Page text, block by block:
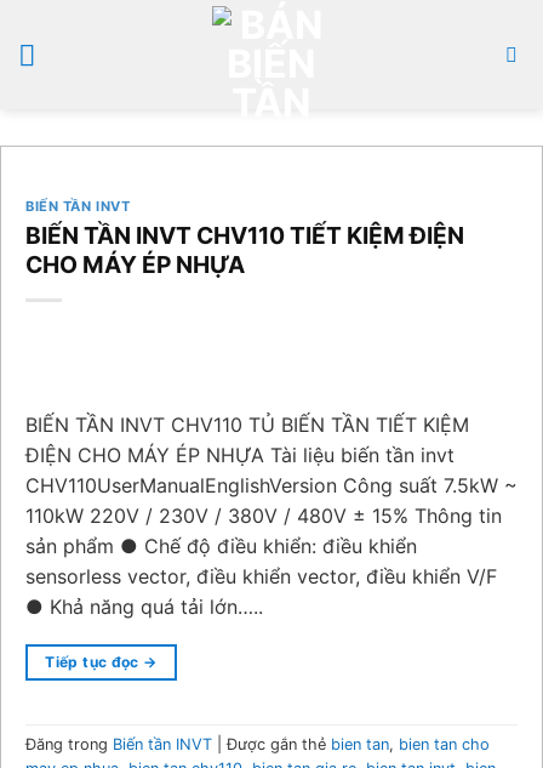
qua
nội
BIẾN TẦN INVT
BIẾN TẦN INVT CHV110 TIẾT KIỆM ĐIỆN
CHO MÁY ÉP NHỰA
BIẾN TẦN INVT CHV110 TỦ BIẾN TẦN TIẾT KIỆM
ĐIỆN CHO MÁY ÉP NHỰA Tài liệu biến tần invt
CHV110UserManualEnglishVersion Công suất 7.5kW ~
110kW 220V / 230V / 380V / 480V ± 15% Thông tin
sản phẩm ● Chế độ điều khiển: điều khiển
sensorless vector, điều khiển vector, điều khiển V/F
● Khả năng quá tải lớn…..
Tiếp tục đọc →
Đăng trong Biến tần INVT |Được gắn thẻ bien tan, bien tan cho